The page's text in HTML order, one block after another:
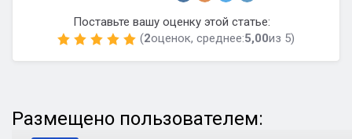
Поставьте вашу оценку этой статье:
(2оценок, среднее:5,00из 5)
Размещено пользователем: